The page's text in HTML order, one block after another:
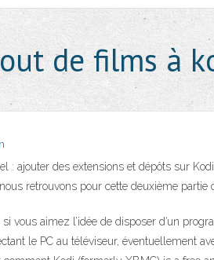
de films à
: ajouter des extensions et dépôts sur
retrouvons pour cette deuxième partie
si vous aimez l’idée de disposer d’un
le PC au téléviseur, éventuellement